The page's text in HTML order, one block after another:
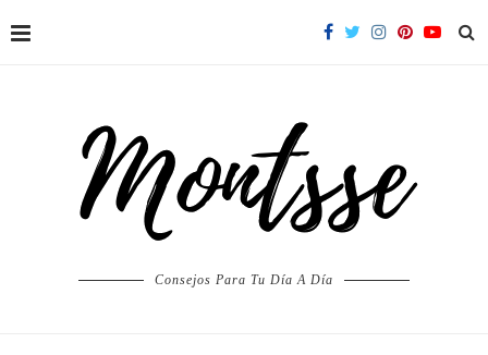
Consejos Para Tu Día A Día